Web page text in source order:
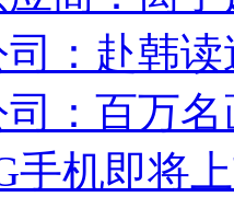
：赴韩
：百万
手机即将